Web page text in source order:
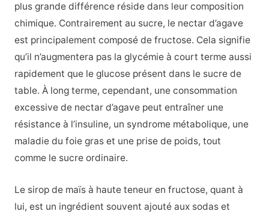
plus grande différence réside dans leur composition
chimique. Contrairement au sucre, le nectar d’agave
est principalement composé de fructose. Cela signifie
qu’il n’augmentera pas la glycémie à court terme aussi
rapidement que le glucose présent dans le sucre de
table. À long terme, cependant, une consommation
excessive de nectar d’agave peut entraîner une
résistance à l’insuline, un syndrome métabolique, une
maladie du foie gras et une prise de poids, tout
comme le sucre ordinaire.
Le sirop de maïs à haute teneur en fructose, quant à
lui, est un ingrédient souvent ajouté aux sodas et